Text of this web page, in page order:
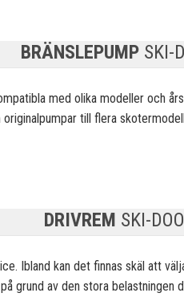
BRÄNSLEPUMP SKI-
med olika modeller och
till flera
DRIVREM SKI-
Ibland kan det finnas skäl att
grund av den stora belastningen